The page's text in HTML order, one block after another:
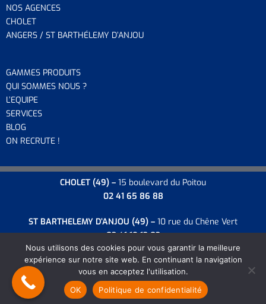
NOS AGENCES
CHOLET
ANGERS / ST BARTHÉLEMY D’ANJOU
GAMMES PRODUITS
QUI SOMMES NOUS ?
L’EQUIPE
SERVICES
BLOG
ON RECRUTE !
CHOLET (49) – 15 boulevard du Poitou
02 41 65 86 88
ST BARTHELEMY D’ANJOU (49) – 10 rue du Chêne Vert
02 41 18 13 03
Copyright 2026 SPECIMAT -Mentions légales-CGV-Plan du site
Nous utilisons des cookies pour vous garantir la meilleure
expérience sur notre site web. En continuant la navigation
vous en acceptez l'utilisation.
OK
Politique de confidentialité